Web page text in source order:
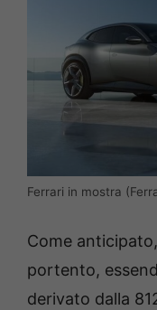
Ferrari in mostra
Come
portento,
derivato dalla